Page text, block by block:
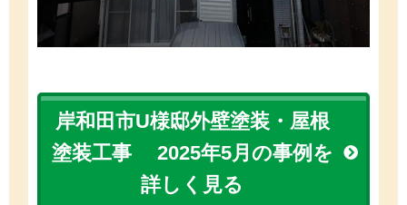
岸和田市U様邸外壁塗装・屋根
塗装工事 2025年5月の事例を
詳しく見る